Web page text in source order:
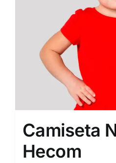
Camiseta
Hecom